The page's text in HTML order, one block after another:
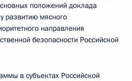
положений доклада
развитию мясного
направления
безопасности Российской
в субъектах Российской